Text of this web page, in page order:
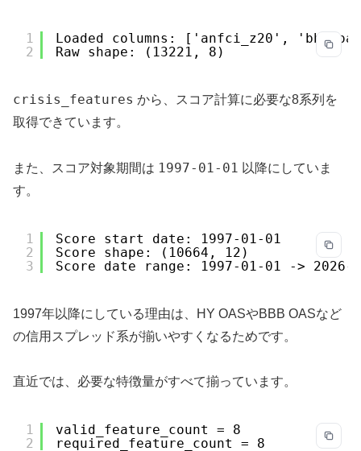
1
2
Loaded columns: ['anfci_z20',
Raw shape: (13221, 8)
crisis_features から、スコア計算に必要な8系列を
取得できています。
また、スコア対象期間は 1997-01-01 以降にしていま
す。
1
2
3
Score start date: 1997-01-01
Score shape: (10664, 12)
Score date range: 1997-01-01 -> 2026-
1997年以降にしている理由は、HY OASやBBB OASなど
の信用スプレッド系が揃いやすくなるためです。
直近では、必要な特徴量がすべて揃っています。
1
2
valid_feature_count = 8
required_feature_count = 8